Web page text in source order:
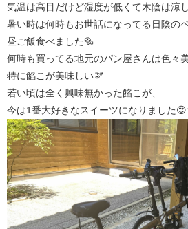
気温は高目だけど湿度が低くて木陰は涼し
暑い時は何時もお世話になってる日陰の
昼ご飯食べました🥯
何時も買ってる地元のパン屋さんは色々
特に餡こが美味しい🫘
若い頃は全く興味無かった餡こが、
今は1番大好きなスイーツになりました